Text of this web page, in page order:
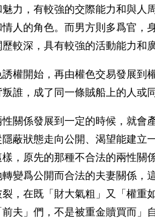
力，有較強的交際能力和與人
人的角色。而男方則多爲官，
較深，具有較強的活動能力和
權開始，再由權色交易發展到
誰，成了同一條賊船上的人或
關係發展到一定的時候，就會
蔽狀態走向公開、渴望能建立
，原先的那種不合法的兩性關
變爲公開而合法的夫妻關係，
，在既「財大氣粗」又「權重
夫」們，不是被重金贖買而」